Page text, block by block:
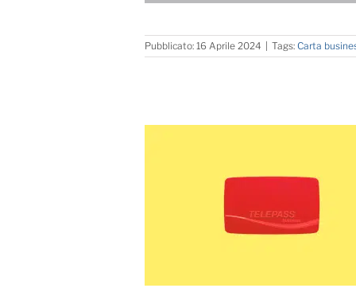
Pubblicato: 16 Aprile 2024 Tags: Carta